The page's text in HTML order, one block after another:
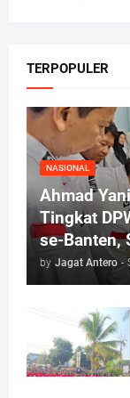
TERPOPULER
NASIONAL
Ahmad
Tingkat
se-Banten,
by Jagat Antero -